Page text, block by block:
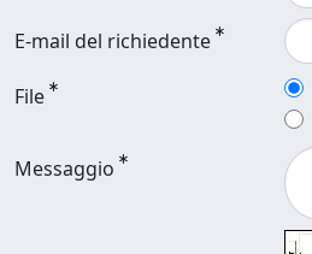
E-mail del richiedente
File
Messaggio